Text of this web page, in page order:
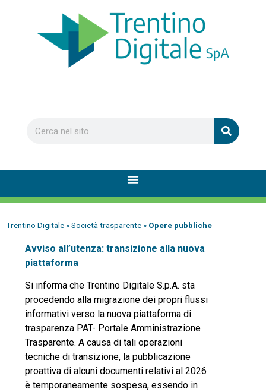
Trentino Digitale »Società trasparente » Opere pubbliche
Avviso all’utenza: transizione alla nuova
piattaforma
Si informa che Trentino Digitale S.p.A. sta
procedendo alla migrazione dei propri flussi
informativi verso la nuova piattaforma di
trasparenza PAT- Portale Amministrazione
Trasparente. A causa di tali operazioni
tecniche di transizione, la pubblicazione
proattiva di alcuni documenti relativi al 2026
è temporaneamente sospesa, essendo in